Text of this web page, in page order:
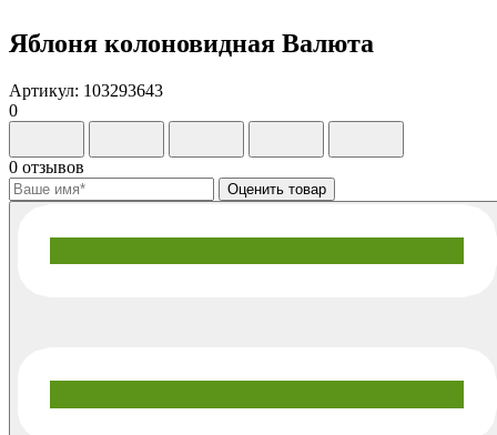
Яблоня колоновидная Валюта
Артикул: 103293643
0
0 отзывов